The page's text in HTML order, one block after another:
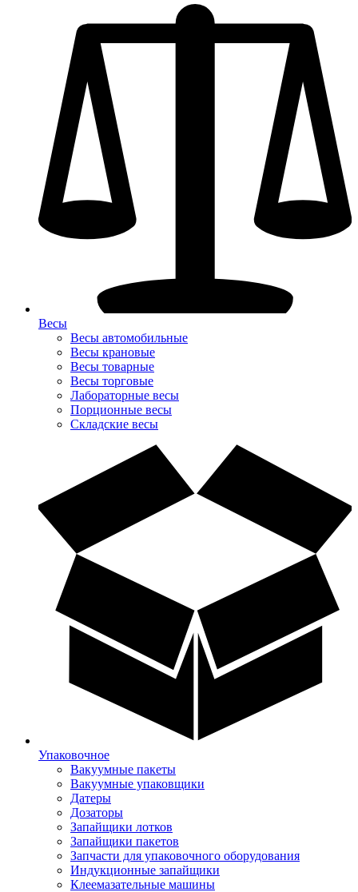
Весы
Весы автомобильные
Весы крановые
Весы товарные
Весы торговые
Лабораторные весы
Порционные весы
Складские весы
Упаковочное
Вакуумные пакеты
Вакуумные упаковщики
Датеры
Дозаторы
Запайщики лотков
Запайщики пакетов
Запчасти для упаковочного оборудования
Индукционные запайщики
Клеемазательные машины